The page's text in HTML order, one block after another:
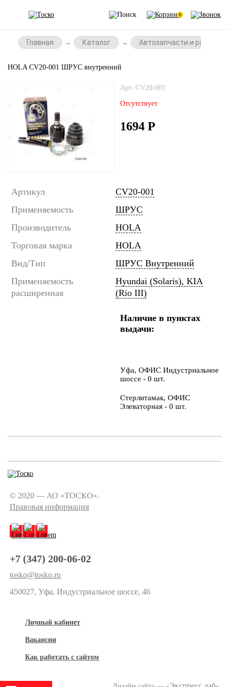
0
Главная Каталог Автозапчасти и
HOLA CV20-001 ШРУС внутренний
Арт. CV20-001
Отсутствует
1694 Р
Артикул
CV20-001
Применяемость
ШРУС
Производитель
HOLA
Торговая марка
HOLA
Вид/Тип
ШРУС Внутренний
Применяемость
расширенная
Hyundai (Solaris), KIA
(Rio III)
Наличие в пунктах
выдачи:
Уфа, ОФИС Индустриальное
шоссе - 0 шт.
Стерлитамак, ОФИС
Элеваторная - 0 шт.
© 2020 — АО «ТОСКО».
Правовая информация
+7 (347) 200-06-02
tosko@tosko.ru
450027, Уфа, Индустриальное шоссе, 46
Личный кабинет
Вакансии
Как работать с сайтом